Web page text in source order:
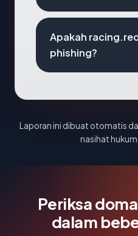
Apakah
phishing?
Laporan ini dibuat otomatis
nasihat
Periksa
dalam